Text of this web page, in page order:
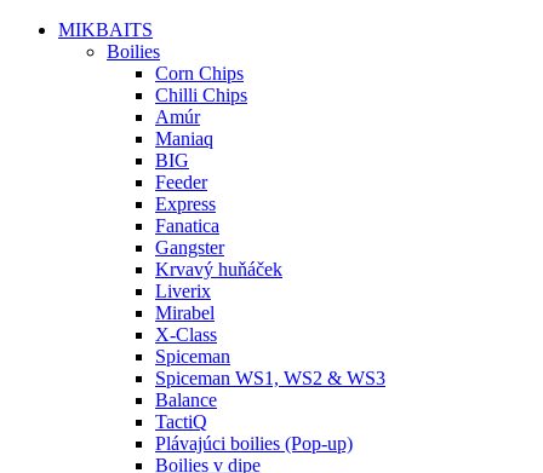
MIKBAITS
Boilies
Corn Chips
Chilli Chips
Amúr
Maniaq
BIG
Feeder
Express
Fanatica
Gangster
Krvavý huňáček
Liverix
Mirabel
X-Class
Spiceman
Spiceman WS1, WS2 & WS3
Balance
TactiQ
Plávajúci boilies (Pop-up)
Boilies v dipe